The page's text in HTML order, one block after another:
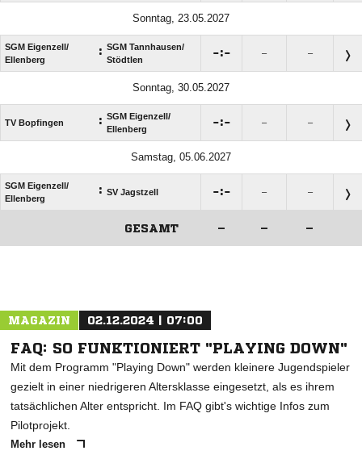
Sonntag, 23.05.2027
SGM Eigenzell/​
Ellenberg
: SGM Tannhausen/​
Stödtlen
: – –
Sonntag, 30.05.2027
TV Bopfingen : SGM Eigenzell/​
Ellenberg
: – –
Samstag, 05.06.2027
SGM Eigenzell/​
Ellenberg
: SV Jagstzell : – –
GESAMT – – –
MAGAZIN 02.12.2024 | 07:00
FAQ: SO FUNKTIONIERT "PLAYING DOWN"
Mit dem Programm "Playing Down" werden kleinere Jugendspieler
gezielt in einer niedrigeren Altersklasse eingesetzt, als es ihrem
tatsächlichen Alter entspricht. Im FAQ gibt's wichtige Infos zum
Pilotprojekt.
Mehr lesen